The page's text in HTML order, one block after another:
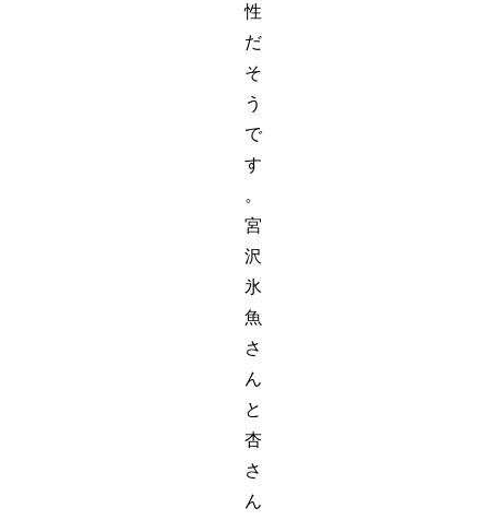
性
だ
そ
う
で
す
。
宮
沢
氷
魚
さ
ん
と
杏
さ
ん